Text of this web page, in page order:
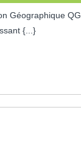
{...}